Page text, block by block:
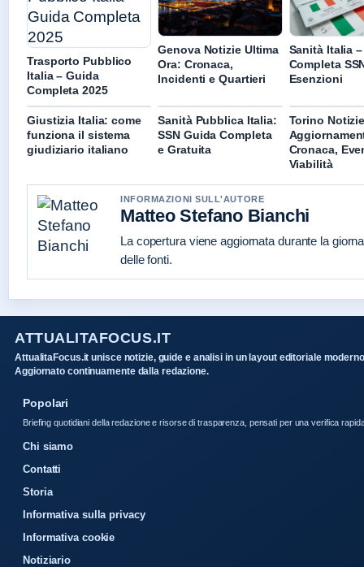
Trasporto Pubblico
Italia – Guida
Completa 2025
Genova Notizie Ultima
Ora: Cronaca,
Incidenti e Quartieri
Sanità Italia
Completa
Esenzioni
Giustizia Italia: come
funziona il sistema
giudiziario italiano
Sanità Pubblica Italia:
SSN Guida Completa
e Gratuita
Torino
Cronaca,
Viabilità
INFORMAZIONI SULL'AUTORE
Matteo Stefano Bianchi
La copertura viene aggiornata durante la
delle fonti.
ATTUALITAFOCUS.IT
AttualitaFocus.it unisce notizie, guide e analisi in un layout editoriale
Aggiornato continuamente dalla redazione.
Popolari
Briefing quotidiani della redazione e risorse di trasparenza, pensati per una verifica
Chi siamo
Contatti
Storia
Informativa sulla privacy
Informativa cookie
Notiziario